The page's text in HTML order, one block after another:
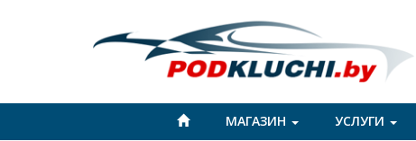
МАГАЗИН УСЛУГИ